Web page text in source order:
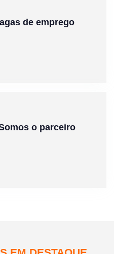
de emprego
o parceiro